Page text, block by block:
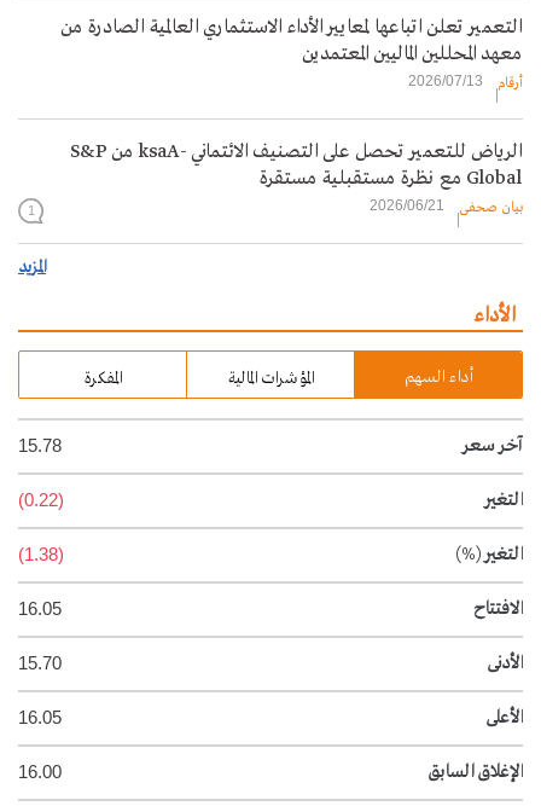
التعمير تعلن اتباعها لمعايير الأداء الاستثماري العالمية الصادرة من
معهد المحللين الماليين المعتمدين
أرقام 2026/07/13
الرياض للتعمير تحصل على التصنيف الائتماني -ksaA من S&P
Global مع نظرة مستقبلية مستقرة
بيان صحفي 2026/06/21
1
المزيد
الأداء
أداء السهم المؤشرات المالية المفكرة
آخر سعر 15.78
التغير (0.22)
التغير(%)
(1.38)
الافتتاح 16.05
الأدنى 15.70
الأعلى 16.05
الإغلاق السابق 16.00